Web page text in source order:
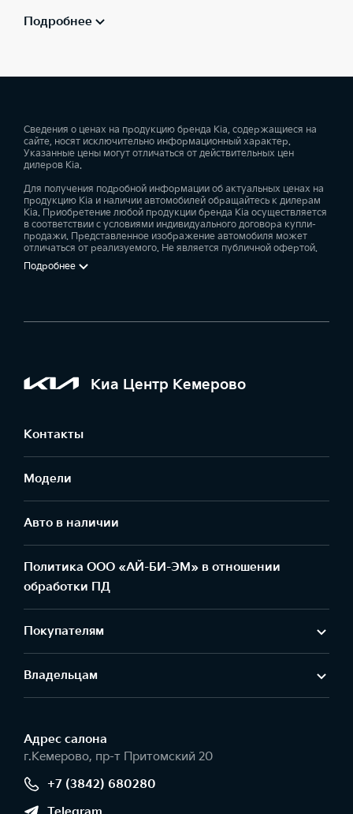
тест-драйв всего модельного ряда Kia;
клиентов;
оригинальные запчасти и аксессуары Kia;
сервисное обслуживание;
кузовной ремонт;
техническая помощь на дорогах;
эвакуатор.
Ждём Вас в наших дилерских центрах!
Подробнее
Сведения о ценах на продукцию бренда Kia, содержащиеся на
сайте, носят исключительно информационный характер.
Указанные цены могут отличаться от действительных цен
дилеров Kia.
Для получения подробной информации об актуальных ценах на
продукцию Kia и наличии автомобилей обращайтесь к дилерам
Kia. Приобретение любой продукции бренда Kia осуществляется
в соответствии с условиями индивидуального договора купли-
продажи. Представленное изображение автомобиля может
отличаться от реализуемого. Не является публичной офертой.
Подробнее
Киа Центр Кемерово
Контакты
Модели
Авто в наличии
Политика ООО «АЙ-БИ-ЭМ» в отношении
обработки ПД
Покупателям
Владельцам
Адрес салонa
г.Кемерово, пр-т Притомский 20
+7 (3842) 680280